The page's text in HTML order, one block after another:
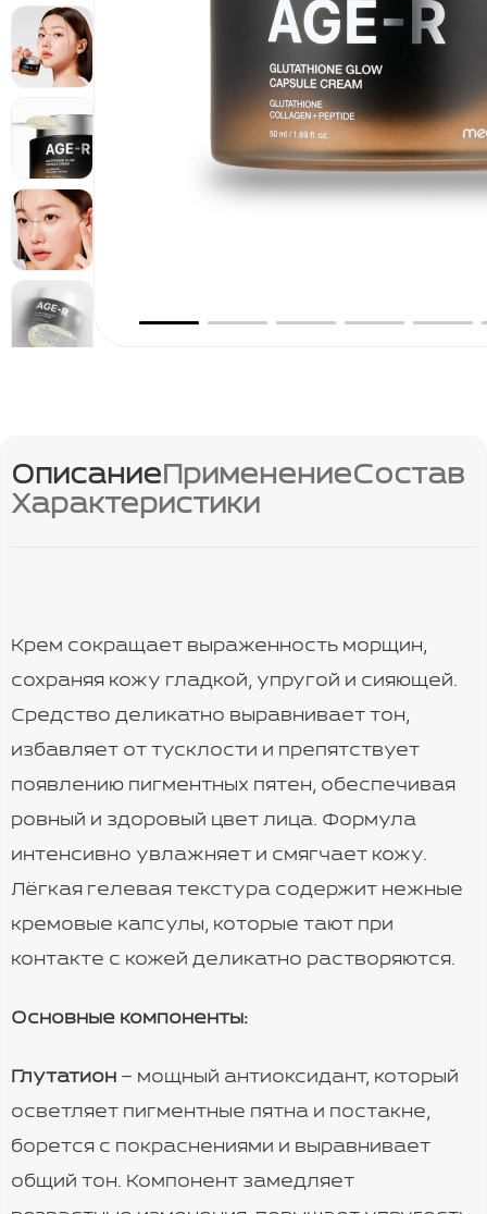
Кремы для лица
Уход для зоны вокруг глаз
Уход за шеей и декольте
ЭТАП 05
ДОП.УХОД Аппараты
Пилинги и скрабы
ОписаниеПрименениеСостав
Характеристики
Крем сокращает выраженность морщин,
сохраняя кожу гладкой, упругой и сияющей.
Средство деликатно выравнивает тон,
избавляет от тусклости и препятствует
появлению пигментных пятен, обеспечивая
ровный и здоровый цвет лица. Формула
интенсивно увлажняет и смягчает кожу.
Лёгкая гелевая текстура содержит нежные
кремовые капсулы, которые тают при
контакте с кожей деликатно растворяются.
Основные компоненты:
Глутатион – мощный антиоксидант, который
осветляет пигментные пятна и постакне,
борется с покраснениями и выравнивает
общий тон. Компонент замедляет